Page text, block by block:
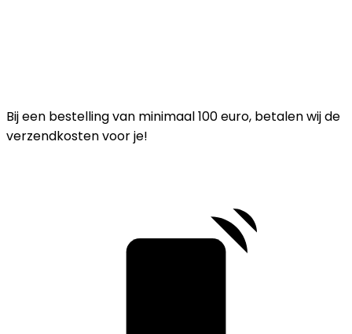
Bij een bestelling van minimaal 100 euro, betalen wij de
verzendkosten voor je!